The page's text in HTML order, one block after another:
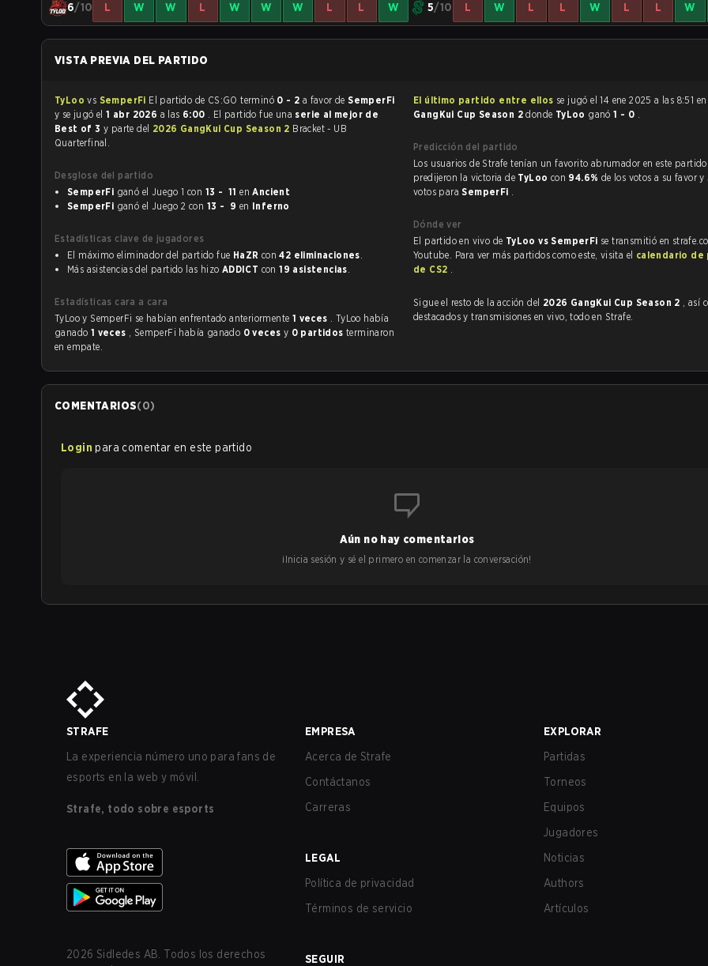
6/10 L W W L W W W L L W 5/10 L W L L W L L W
VISTA PREVIA DEL PARTIDO
TyLoovs SemperFi El partido de CS:GO terminó 0 - 2 a favor deSemperFi
y se jugó el1 abr 2026 a las 6:00 . El partido fue una serie al mejor de
Best of 3 y parte del 2026 GangKui Cup Season 2 Bracket - UB
Quarterfinal.
Desglose del partido
SemperFi
ganó el Juego 1 con 13 - 11 enAncient
SemperFi
ganó el Juego 2 con 13 - 9 en Inferno
Estadísticas clave de jugadores
El máximo eliminador del partido fue HaZR con42 eliminaciones.
Más asistencias del partido las hizo ADDICT con19 asistencias.
Estadísticas cara a cara
TyLoo y SemperFi se habían enfrentado anteriormente 1 veces . TyLoo había
ganado 1 veces , SemperFi había ganado 0 veces y 0 partidos terminaron
en empate.
El último partido entre ellos se jugó el 14 ene 2025 a las 8:51 en
GangKui Cup Season 2donde TyLoo ganó1 - 0 .
Predicción del partido
Los usuarios de Strafe tenían un favorito abrumador en este partido, y
predijeron la victoria de TyLoo con 94.6% de los votos a su favor y
votos paraSemperFi .
Dónde ver
El partido en vivo de TyLoo vs SemperFi se transmitió en
Youtube. Para ver más partidos como este, visita el calendario
de CS2 .
Sigue el resto de la acción del 2026 GangKui Cup Season 2 , así
destacados y transmisiones en vivo, todo en Strafe.
COMENTARIOS(0)
Login para comentar en este partido
Aún no hay comentarios
¡Inicia sesión y sé el primero en comenzar la conversación!
STRAFE
La experiencia número uno para fans de
esports en la web y móvil.
Strafe, todo sobre esports
2026 Sidledes AB. Todos los derechos
EMPRESA
Acerca de Strafe
Contáctanos
Carreras
LEGAL
Política de privacidad
Términos de servicio
SEGUIR
EXPLORAR
Partidas
Torneos
Equipos
Jugadores
Noticias
Authors
Artículos